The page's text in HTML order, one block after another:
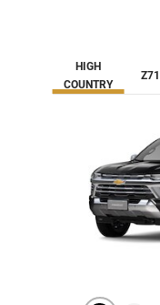
HIGH
COUNTRY
Z71